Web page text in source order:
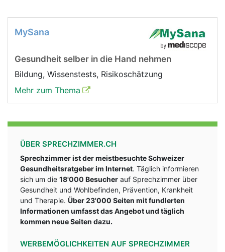
MySana
Gesundheit selber in die Hand nehmen
Bildung, Wissenstests, Risikoschätzung
Mehr zum Thema
ÜBER SPRECHZIMMER.CH
Sprechzimmer ist der meistbesuchte Schweizer
Gesundheitsratgeber im Internet. Täglich informieren
sich um die 18'000 Besucher auf Sprechzimmer über
Gesundheit und Wohlbefinden, Prävention, Krankheit
und Therapie. Über 23'000 Seiten mit fundlerten
Informationen umfasst das Angebot und täglich
kommen neue Seiten dazu.
WERBEMÖGLICHKEITEN AUF SPRECHZIMMER